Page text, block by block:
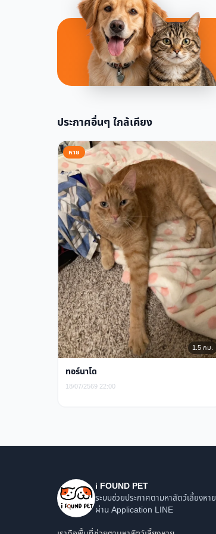
ประกาศอื่นๆ ใกล้เคียง
หาย
1.5 กม.
ทอร์นาโด
18/07/2569 22:00
i FOUND PET
ระบบช่วยประกาศตามหาสัตว์เลี้ยงหาย
ผ่าน Application LINE